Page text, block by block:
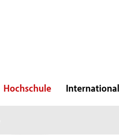
Hochschule